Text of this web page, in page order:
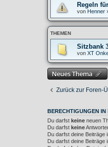
Regeln
von Henner
THEMEN
Sitzbank
von XT
Neues Thema
Zurück zur Foren-
BERECHTIGUNGEN IN
Du darfst keine neuen
Du darfst keine
Du darfst deine Beiträge
Du darfst deine Beiträge